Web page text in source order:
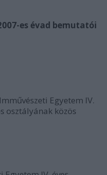
es évad bemutatói
Egyetem IV.
osztályának közös